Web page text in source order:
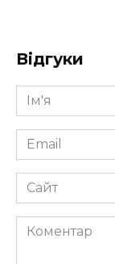
Відгуки
Ім'я
*
Email
*
Сайт
Коментар